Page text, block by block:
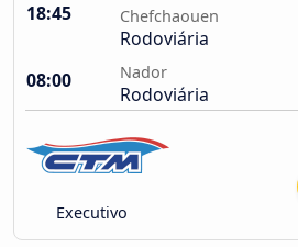
18:45 Chefchaouen
Rodoviária
08:00
Nador
Rodoviária
Executivo